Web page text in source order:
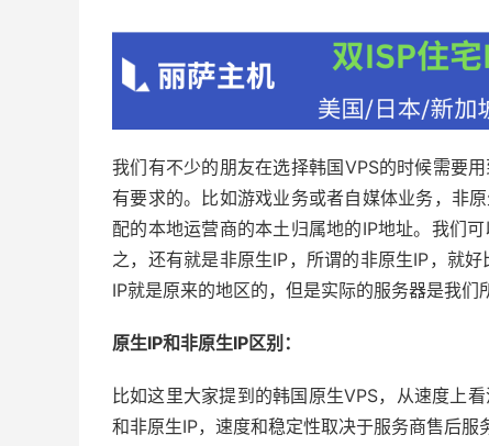
我们有不少的朋友在选择韩国VPS的时候需要
有要求的。比如游戏业务或者自媒体业务，非
配的本地运营商的本土归属地的IP地址。我们
之，还有就是非原生IP，所谓的非原生IP，就
IP就是原来的地区的，但是实际的服务器是我们
原生IP和非原生IP区别：
比如这里大家提到的韩国原生VPS，从速度上
和非原生IP，速度和稳定性取决于服务商售后服